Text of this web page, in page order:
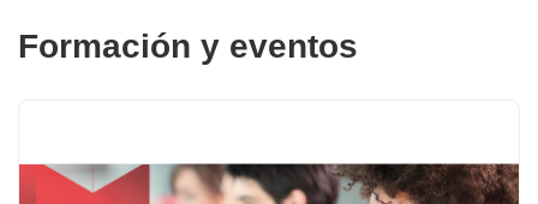
Formación y eventos